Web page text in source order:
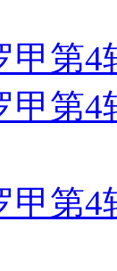
甲第
甲第
甲第